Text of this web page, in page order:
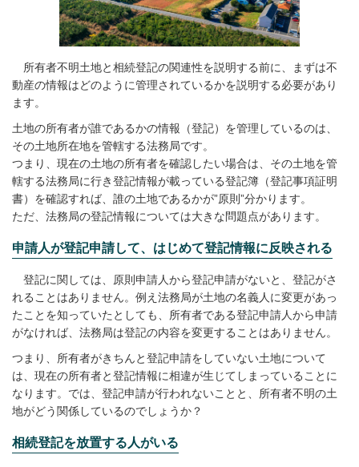
所有者不明土地と相続登記の関連性を説明する前に、まずは不
動産の情報はどのように管理されているかを説明する必要があり
ます。
土地の所有者が誰であるかの情報（登記）を管理しているのは、
その土地所在地を管轄する法務局です。
つまり、現在の土地の所有者を確認したい場合は、その土地を管
轄する法務局に行き登記情報が載っている登記簿（登記事項証明
書）を確認すれば、誰の土地であるかが”原則”分かります。
ただ、法務局の登記情報については大きな問題点があります。
申請人が登記申請して、はじめて登記情報に反映される
登記に関しては、原則申請人から登記申請がないと、登記がさ
れることはありません。例え法務局が土地の名義人に変更があっ
たことを知っていたとしても、所有者である登記申請人から申請
がなければ、法務局は登記の内容を変更することはありません。
つまり、所有者がきちんと登記申請をしていない土地について
は、現在の所有者と登記情報に相違が生じてしまっていることに
なります。では、登記申請が行われないことと、所有者不明の土
地がどう関係しているのでしょうか？
相続登記を放置する人がいる